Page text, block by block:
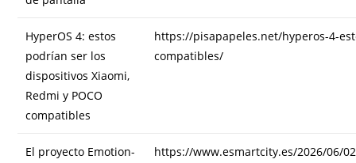
HyperOS 4: estos
podrían ser los
dispositivos Xiaomi,
Redmi y POCO
compatibles
https://pisapapeles.net/hyperos-4-
compatibles/
El proyecto Emotion-
https://www.esmartcity.es/2026/06/